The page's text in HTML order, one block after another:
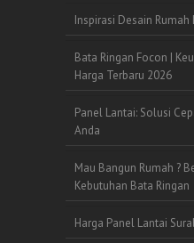
Inspirasi Desain
Bata Ringan Focon |
Harga Terbaru 2026
Panel Lantai: Solusi
Anda
Mau Bangun Rumah ?
Kebutuhan Bata Ringan
Harga Panel Lantai